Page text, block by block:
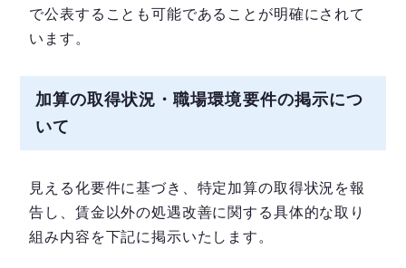
で公表することも可能であることが明確にされて
います。
加算の取得状況・職場環境要件の掲示につ
いて
見える化要件に基づき、特定加算の取得状況を報
告し、賃金以外の処遇改善に関する具体的な取り
組み内容を下記に掲示いたします。